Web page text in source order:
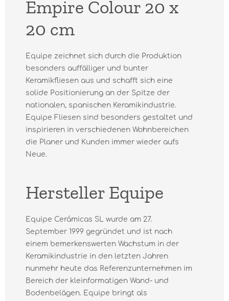
Empire Colour 20 x
20 cm
Equipe zeichnet sich durch die Produktion
besonders auffälliger und bunter
Keramikfliesen aus und schafft sich eine
solide Positionierung an der Spitze der
nationalen, spanischen Keramikindustrie.
Equipe Fliesen sind besonders gestaltet und
inspirieren in verschiedenen Wohnbereichen
die Planer und Kunden immer wieder aufs
Neue.
Hersteller Equipe
Equipe Cerámicas SL wurde am 27.
September 1999 gegründet und ist nach
einem bemerkenswerten Wachstum in der
Keramikindustrie in den letzten Jahren
nunmehr heute das Referenzunternehmen im
Bereich der kleinformatigen Wand- und
Bodenbelägen. Equipe bringt als